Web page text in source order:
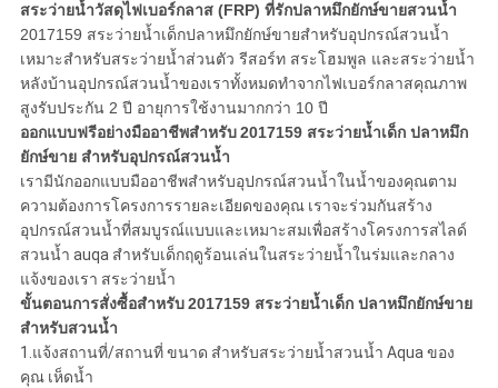
สระว่ายน้ำวัสดุไฟเบอร์กลาส (FRP) ที่รักปลาหมึกยักษ์ขายสวนน้ำ
2017159 สระว่ายน้ำเด็กปลาหมึกยักษ์ขายสำหรับอุปกรณ์สวนน้ำ
เหมาะสำหรับสระว่ายน้ำส่วนตัว รีสอร์ท สระโฮมพูล และสระว่ายน้ำ
หลังบ้านอุปกรณ์สวนน้ำของเราทั้งหมดทำจากไฟเบอร์กลาสคุณภาพ
สูงรับประกัน 2 ปี อายุการใช้งานมากกว่า 10 ปี
ออกแบบฟรีอย่างมืออาชีพสำหรับ2017159สระว่ายน้ำเด็ก ปลาหมึก
ยักษ์ขายสำหรับอุปกรณ์สวนน้ำ
เรามีนักออกแบบมืออาชีพสำหรับอุปกรณ์สวนน้ำในน้ำของคุณตาม
ความต้องการโครงการรายละเอียดของคุณ เราจะร่วมกันสร้าง
อุปกรณ์สวนน้ำที่สมบูรณ์แบบและเหมาะสมเพื่อสร้างโครงการสไลด์
สวนน้ำ auqa สำหรับเด็กฤดูร้อนเล่นในสระว่ายน้ำในร่มและกลาง
แจ้งของเรา สระว่ายน้ำ
ขั้นตอนการสั่งซื้อสำหรับ2017159สระว่ายน้ำเด็ก ปลาหมึกยักษ์ขาย
สำหรับสวนน้ำ
1.แจ้งสถานที่/สถานที่ขนาด สำหรับสระว่ายน้ำสวนน้ำ Aqua ของ
คุณ เห็ดน้ำ